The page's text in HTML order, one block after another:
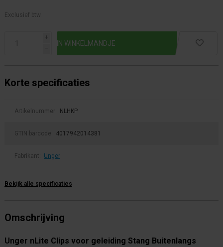
Exclusief btw.
i
h
Korte specificaties
Artikelnummer: NLHKP
GTIN barcode: 4017942014381
Fabrikant: Unger
Bekijk alle specificaties
Omschrijving
Unger nLite Clips voor geleiding Stang Buitenlangs